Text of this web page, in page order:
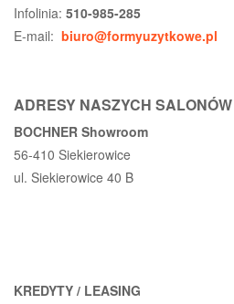
Infolinia: 510-985-285
E-mail: biuro@formyuzytkowe.pl
ADRESY NASZYCH SALONÓW
BOCHNER Showroom
56-410 Siekierowice
ul. Siekierowice 40 B
KREDYTY / LEASING